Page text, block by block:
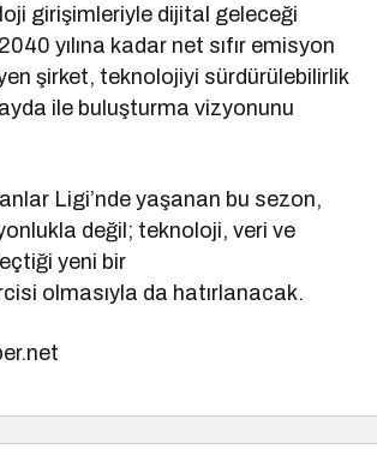
girişimleriyle dijital geleceği
yılına kadar net sıfır emisyon
şirket, teknolojiyi sürdürülebilirlik
ile buluşturma vizyonunu
Ligi’nde yaşanan bu sezon,
değil; teknoloji, veri ve
yeni bir
olmasıyla da hatırlanacak.